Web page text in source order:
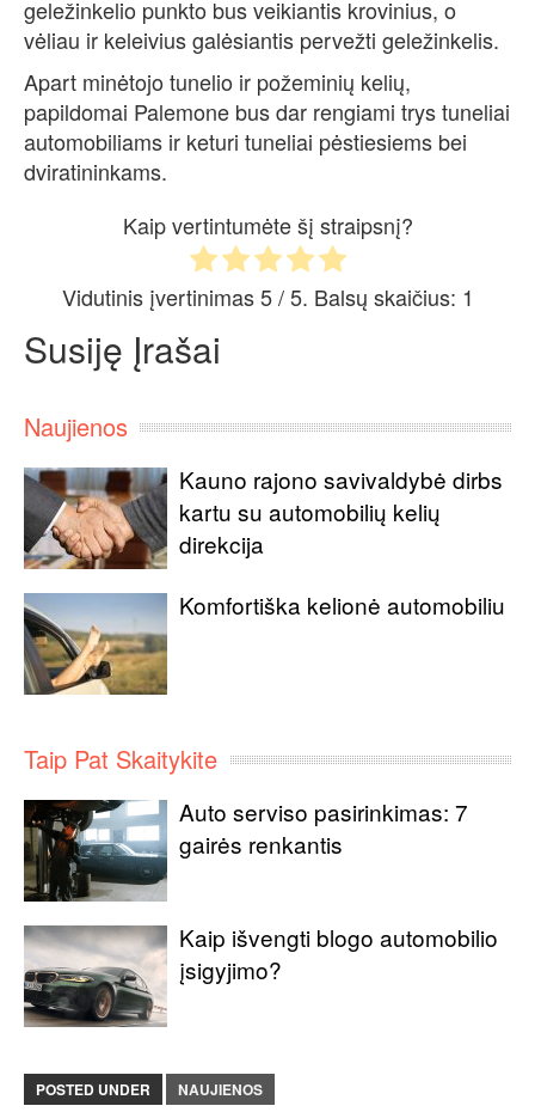
geležinkelio punkto bus veikiantis krovinius, o
vėliau ir keleivius galėsiantis pervežti geležinkelis.
Apart minėtojo tunelio ir požeminių kelių,
papildomai Palemone bus dar rengiami trys tuneliai
automobiliams ir keturi tuneliai pėstiesiems bei
dviratininkams.
Kaip vertintumėte šį straipsnį?
Vidutinis įvertinimas5/ 5. Balsų skaičius: 1
Susiję Įrašai
Naujienos
Kauno rajono savivaldybė dirbs
kartu su automobilių kelių
direkcija
Komfortiška kelionė automobiliu
Taip Pat Skaitykite
Auto serviso pasirinkimas: 7
gairės renkantis
Kaip išvengti blogo automobilio
įsigyjimo?
POSTED UNDER NAUJIENOS